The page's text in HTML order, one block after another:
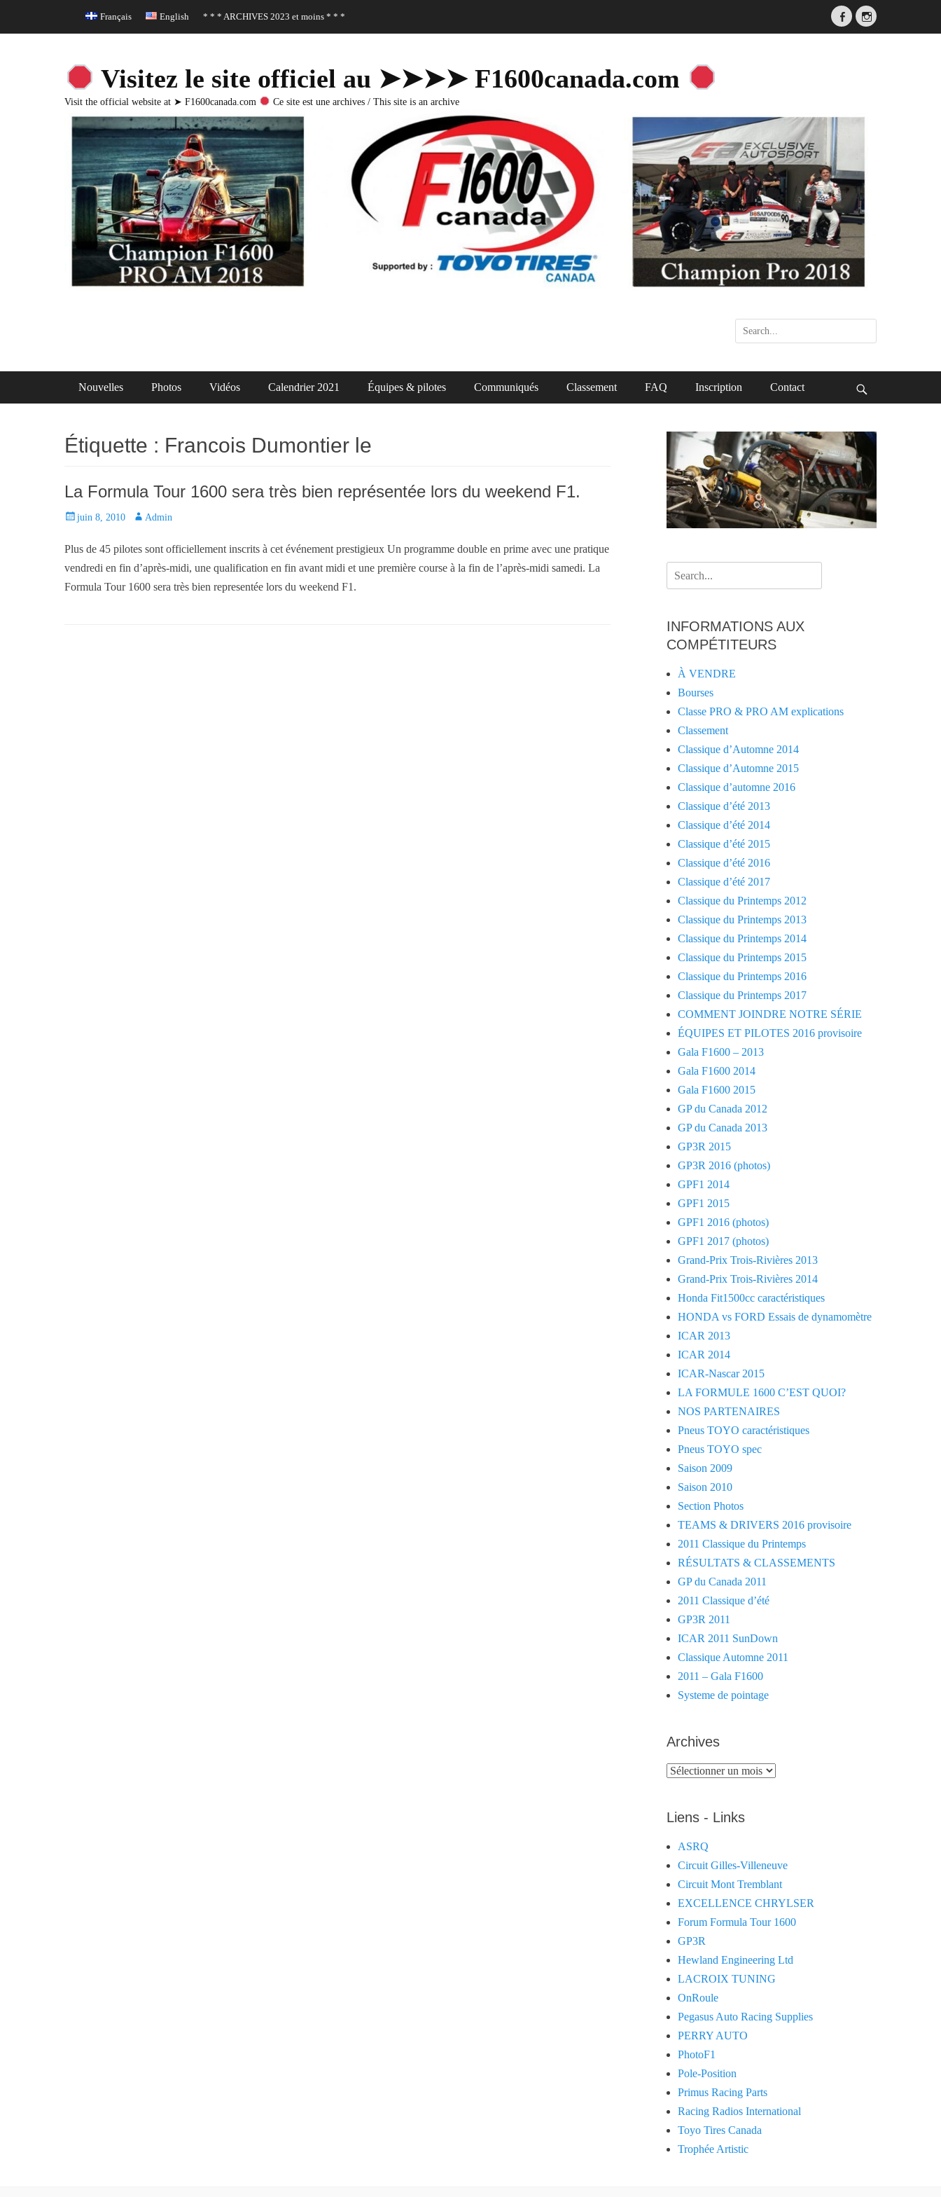
Header Top Menu
Skip Français English * * * ARCHIVES 2023 et moins * * *
FacebookInstagram
Visitez le site officiel au ➤➤➤➤ F1600canada.com
Visit the official website at ➤ F1600canada.com Ce site est une archives / This site is an archive
Search
for:
Primary Menu
Skip
Nouvelles Photos Vidéos Calendrier 2021 Équipes & pilotes Communiqués Classement FAQ Inscription Contact
Étiquette : Francois Dumontier le
La Formula Tour 1600 sera très bien représentée lors du weekend F1.
P
s
t
e
juin 8, 2010
A
t
h
o
Admin
Plus de 45 pilotes sont officiellement inscrits à cet événement prestigieux Un programme double en prime avec une pratique
vendredi en fin d’après-midi, une qualification en fin avant midi et une première course à la fin de l’après-midi samedi. La
Formula Tour 1600 sera très bien representée lors du weekend F1.
Search
for:
INFORMATIONS AUX
COMPÉTITEURS
À VENDRE
Bourses
Classe PRO & PRO AM explications
Classement
Classique d’Automne 2014
Classique d’Automne 2015
Classique d’automne 2016
Classique d’été 2013
Classique d’été 2014
Classique d’été 2015
Classique d’été 2016
Classique d’été 2017
Classique du Printemps 2012
Classique du Printemps 2013
Classique du Printemps 2014
Classique du Printemps 2015
Classique du Printemps 2016
Classique du Printemps 2017
COMMENT JOINDRE NOTRE SÉRIE
ÉQUIPES ET PILOTES 2016 provisoire
Gala F1600 – 2013
Gala F1600 2014
Gala F1600 2015
GP du Canada 2012
GP du Canada 2013
GP3R 2015
GP3R 2016 (photos)
GPF1 2014
GPF1 2015
GPF1 2016 (photos)
GPF1 2017 (photos)
Grand-Prix Trois-Rivières 2013
Grand-Prix Trois-Rivières 2014
Honda Fit1500cc caractéristiques
HONDA vs FORD Essais de dynamomètre
ICAR 2013
ICAR 2014
ICAR-Nascar 2015
LA FORMULE 1600 C’EST QUOI?
NOS PARTENAIRES
Pneus TOYO caractéristiques
Pneus TOYO spec
Saison 2009
Saison 2010
Section Photos
TEAMS & DRIVERS 2016 provisoire
2011 Classique du Printemps
RÉSULTATS & CLASSEMENTS
GP du Canada 2011
2011 Classique d’été
GP3R 2011
ICAR 2011 SunDown
Classique Automne 2011
2011 – Gala F1600
Systeme de pointage
Archives
Archives
Liens - Links
ASRQ
Circuit Gilles-Villeneuve
Circuit Mont Tremblant
EXCELLENCE CHRYLSER
Forum Formula Tour 1600
GP3R
Hewland Engineering Ltd
LACROIX TUNING
OnRoule
Pegasus Auto Racing Supplies
PERRY AUTO
PhotoF1
Pole-Position
Primus Racing Parts
Racing Radios International
Toyo Tires Canada
Trophée Artistic